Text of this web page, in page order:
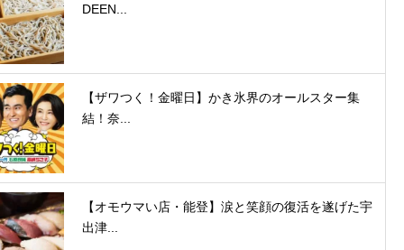
DEEN...
【ザワつく！金曜日】かき氷界のオールスター集
結！奈...
【オモウマい店・能登】涙と笑顔の復活を遂げた宇
出津...